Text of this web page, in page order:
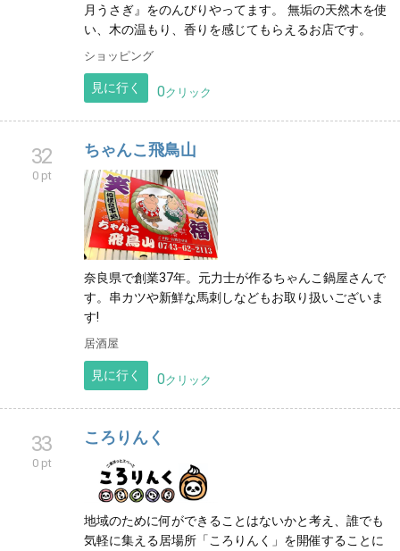
月うさぎ』をのんびりやってます。 無垢の天然木を使
い、木の温もり、香りを感じてもらえるお店です。
ショッピング
見に行く 0クリック
32
0 pt
ちゃんこ飛鳥山
奈良県で創業37年。元力士が作るちゃんこ鍋屋さんで
す。串カツや新鮮な馬刺しなどもお取り扱いございま
す!
居酒屋
見に行く 0クリック
33
0 pt
ころりんく
地域のために何ができることはないかと考え、誰でも
気軽に集える居場所「ころりんく」を開催することに